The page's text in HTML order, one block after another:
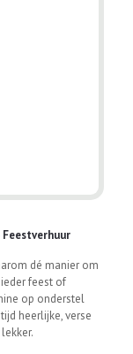
dé manier om
feest of
op onderstel
heerlijke, verse